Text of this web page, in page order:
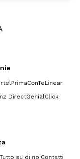
PrimaConTeLinear
DirectGenialClick
Tutto su di noiContatti